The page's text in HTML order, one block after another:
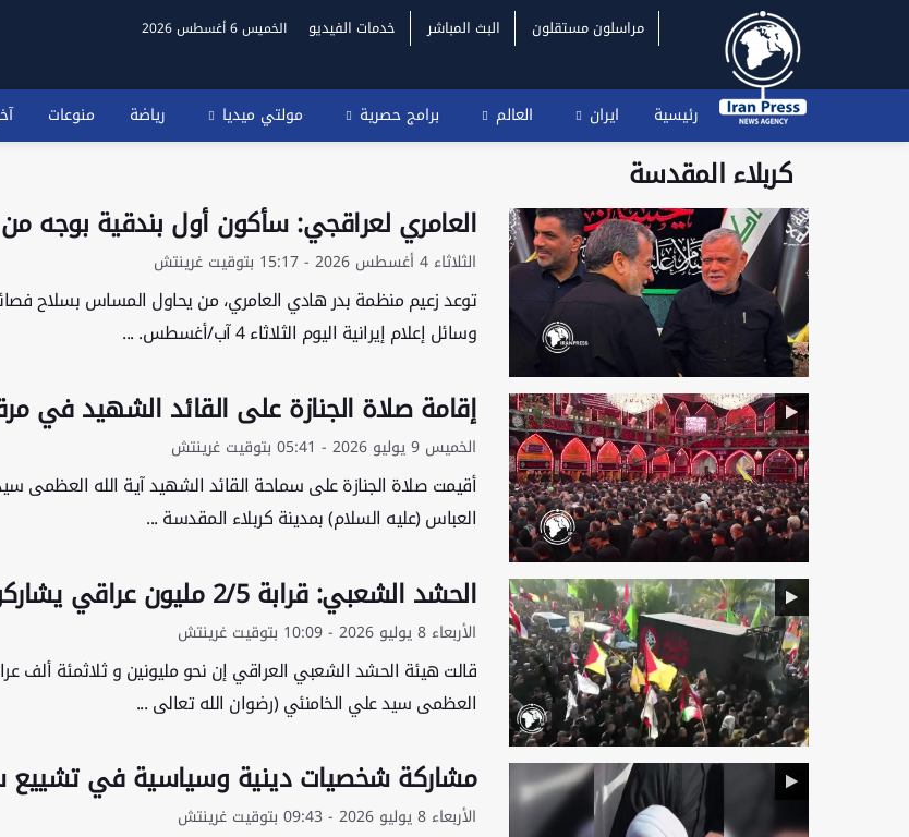
مراسلون مستقلون البث المباشر خدمات الفيديو الخميس 6 أغسطس 2026
رئيسية ايران العالم برامج حصرية مولتي ميديا رياضة منوعات
كربلاء المقدسة
العامري لعراقجي: سأكون أول بندقية بوجه
الثلاثاء 4 أغسطس 2026 - 15:17 بتوقيت غرينتش
توعد زعيم منظمة بدر هادي العامري، من يحاول المساس بسلاح
وسائل إعلام إيرانية اليوم الثلاثاء 4 آب/أغسطس. ...
إقامة صلاة الجنازة على القائد الشهيد في
الخميس 9 يوليو 2026 - 05:41 بتوقيت غرينتش
أقيمت صلاة الجنازة على سماحة القائد الشهيد آية الله العظمى
العباس (عليه السلام) بمدينة كربلاء المقدسة ...
الحشد الشعبي: قرابة 2/5 مليون عراقي يشاركون في تشييع القائد الشهيد بالنجف
الأربعاء 8 يوليو 2026 - 10:09 بتوقيت غرينتش
قالت هيئة الحشد الشعبي العراقي إن نحو مليونين و ثلاثمئة ألف
العظمى سيد علي الخامنئي (رضوان الله تعالى ...
مشاركة شخصيات دينية وسياسية في تشييع
الأربعاء 8 يوليو 2026 - 09:43 بتوقيت غرينتش